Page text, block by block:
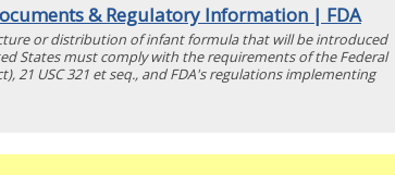
& Regulatory Information | FDA
or distribution of infant formula that will be introduced
States must comply with the requirements of the Federal
21 USC 321 et seq., and FDA's regulations implementing